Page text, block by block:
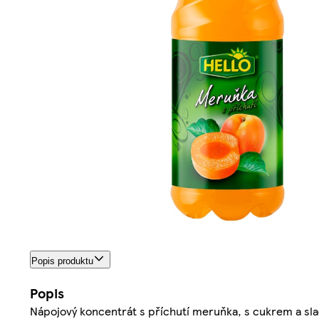
Popis produktu
Popis
Nápojový koncentrát s příchutí meruňka, s cukrem a